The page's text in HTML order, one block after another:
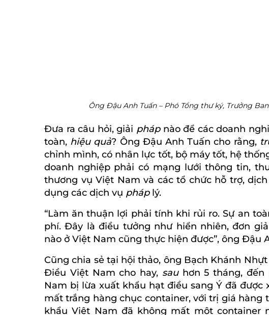
Ông Đậu Anh Tuấn – Phó Tổng thư ký, Trưởng
Đưa ra câu hỏi, giải pháp nào để các doanh
toàn, hiệu quả? Ông Đậu Anh Tuấn cho rằng,
chỉnh mình, có nhân lực tốt, bộ máy tốt, hệ
doanh nghiệp phải có mạng lưới thông tin,
thương vụ Việt Nam và các tổ chức hỗ trợ,
dụng các dịch vụ pháp lý.
“Làm ăn thuận lợi phải tính khi rủi ro. Sự an
phí. Đây là điều tưởng như hiển nhiên, đơn
nào ở Việt Nam cũng thực hiện được”, ông Đậu
Cũng chia sẻ tại hội thảo, ông Bạch Khánh
Điều Việt Nam cho hay, sau hơn 5 tháng, đến
Nam bị lừa xuất khẩu hạt điều sang Ý đã được
mất trắng hàng chục container, với trị giá hàng
khẩu Việt Nam đã không mất một container